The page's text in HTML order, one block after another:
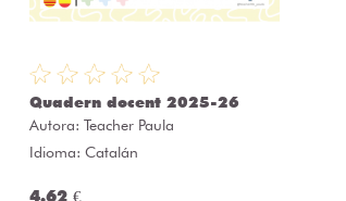
Quadern docent 2025-26
Autora: Teacher Paula
Idioma: Catalán
4.62 €